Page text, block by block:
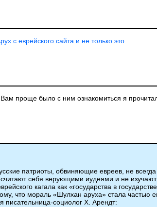
с еврейского сайта и не только это
проще было с ним ознакомиться я
патриоты, обвиняющие евреев, не
себя верующими иудеями и не
кагала как «государства в
что мораль «Шулхан аруха» стала частью
писательница-социолог Х. Арендт: